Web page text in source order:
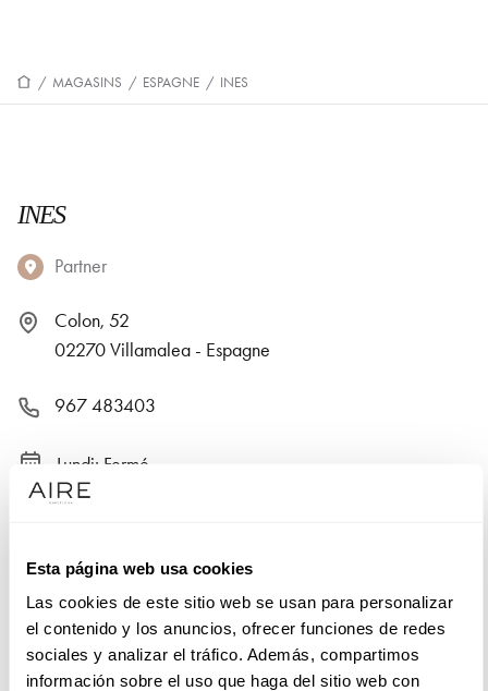
Esta página web usa cookies
Las cookies de este sitio web se usan para personalizar
el contenido y los anuncios, ofrecer funciones de redes
sociales y analizar el tráfico. Además, compartimos
información sobre el uso que haga del sitio web con
/ MAGASINS / ESPAGNE / INES
INES
Partner
Colon, 52
02270 Villamalea - Espagne
967 483403
Lundi: Fermé
Mardi: 08:00 – 18:00
Vendredi: 08:00 – 16:00, 21:00 – 00:00
Samedi: 08:00 – 16:00, 21:00 – 00:00
Dimanche: 12:30 – 16:00